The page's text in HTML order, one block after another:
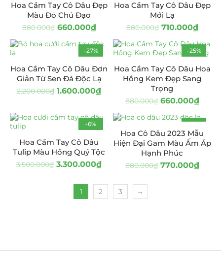
Hoa Cầm Tay Cô Dâu Đẹp
Màu Đỏ Chủ Đạo
880.000₫ 660.000₫
Hoa Cầm Tay Cô Dâu Đẹp
Mới Lạ
880.000₫ 710.000₫
-27%
Hoa Cầm Tay Cô Dâu Đơn
Giản Từ Sen Đá Độc Lạ
2.200.000₫ 1.600.000₫
-25%
Hoa Cầm Tay Cô Dâu Hoa
Hồng Kem Đẹp Sang
Trọng
880.000₫ 660.000₫
-6%
Hoa Cầm Tay Cô Dâu
Tulip Màu Hồng Quý Tộc
3.500.000₫ 3.300.000₫
-13%
Hoa Cô Dâu 2023 Mẫu
Hiện Đại Gam Màu Ấm Áp
Hạnh Phúc
880.000₫ 770.000₫
1 2 3 →